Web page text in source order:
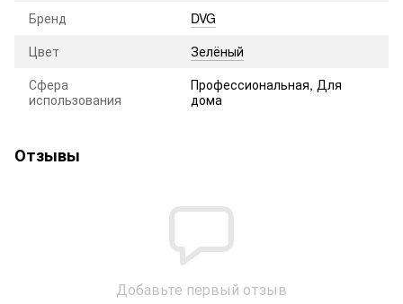
Бренд
DVG
Цвет
Зелёный
Сфера
использования
Профессиональная, Для
дома
Отзывы
Добавьте первый отзыв